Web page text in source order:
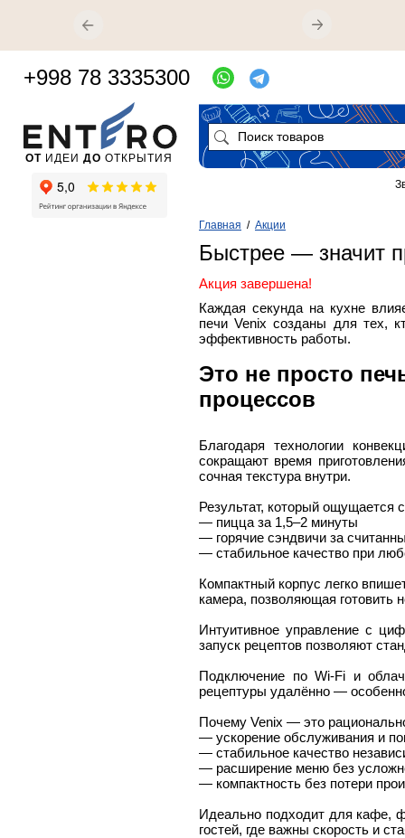
Главная / Акции
Быстрее — значит
Акция завершена!
Каждая секунда на кухне
печи Venix созданы для тех,
эффективность работы.
Это не просто
процессов
Благодаря технологии
сокращают время
сочная текстура внутри.
Результат, который ощущается
— пицца за 1,5–2 минуты
— горячие сэндвичи за
— стабильное качество при
Компактный корпус легко
камера, позволяющая готовить
Интуитивное управление с
запуск рецептов позволяют
Подключение по Wi-Fi и
рецептуры удалённо —
Почему Venix — это
— ускорение обслуживания и
— стабильное качество
— расширение меню без
— компактность без потери
Идеально подходит для кафе,
гостей, где важны скорость и
ОТ ИДЕИ ДО ОТКРЫТИЯ
+998 78 3335300